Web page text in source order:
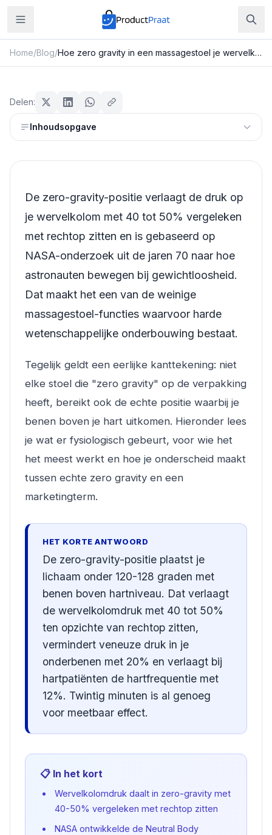
Home/Blog/ Hoe zero gravity in een massagestoel je wervelkolomdruk met 80% verlaagt
Hoe zero gravity in een
massagestoel je wervelkolomdruk
met 80% verlaagt
Redactie ProductPraat
Delen:
Inhoudsopgave
De zero-gravity-positie verlaagt de druk op
je wervelkolom met 40 tot 50% vergeleken
met rechtop zitten en is gebaseerd op
NASA-onderzoek uit de jaren 70 naar hoe
astronauten bewegen bij gewichtloosheid.
Dat maakt het een van de weinige
massagestoel-functies waarvoor harde
wetenschappelijke onderbouwing bestaat.
Tegelijk geldt een eerlijke kanttekening: niet
elke stoel die "zero gravity" op de verpakking
heeft, bereikt ook de echte positie waarbij je
benen boven je hart uitkomen. Hieronder lees
je wat er fysiologisch gebeurt, voor wie het
het meest werkt en hoe je onderscheid maakt
tussen echte zero gravity en een
marketingterm.
HET KORTE ANTWOORD
De zero-gravity-positie plaatst je
lichaam onder 120-128 graden met
benen boven hartniveau. Dat verlaagt
de wervelkolomdruk met 40 tot 50%
ten opzichte van rechtop zitten,
vermindert veneuze druk in je
onderbenen met 20% en verlaagt bij
hartpatiënten de hartfrequentie met
12%. Twintig minuten is al genoeg
voor meetbaar effect.
📋 In het kort
Wervelkolomdruk daalt in zero-gravity met
40-50% vergeleken met rechtop zitten
NASA ontwikkelde de Neutral Body